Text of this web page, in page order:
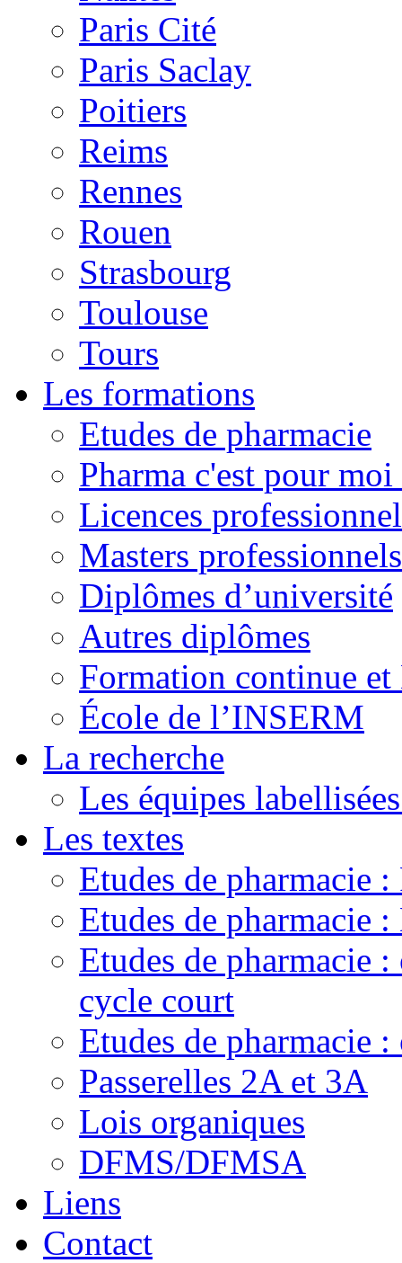
Paris Cité
Paris Saclay
Poitiers
Reims
Rennes
Rouen
Strasbourg
Toulouse
Tours
Les formations
Etudes de pharmacie
Pharma c'est pour
Licences
Masters
Diplômes d’université
Autres diplômes
Formation continue et
École de l’INSERM
La recherche
Les équipes
Les textes
Etudes de pharmacie :
Etudes de pharmacie
Etudes de pharmacie
cycle court
Etudes de pharmacie
Passerelles 2A et 3A
Lois organiques
DFMS/DFMSA
Liens
Contact